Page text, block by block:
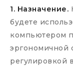
1. Назначение.
будете
компьютером
эргономичной
регулировкой